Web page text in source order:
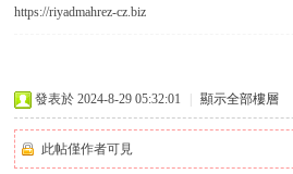
https://riyadmahrez-cz.biz
發表於 2024-8-29 05:32:01 顯示全部樓層
此帖僅作者可見